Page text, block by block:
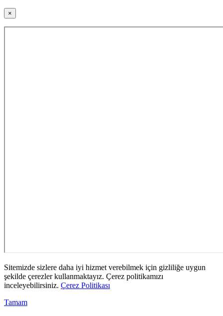
×
Sitemizde sizlere daha iyi hizmet verebilmek için gizliliğe uygun
şekilde çerezler kullanmaktayız. Çerez politikamızı
inceleyebilirsiniz. Çerez Politikası
Tamam